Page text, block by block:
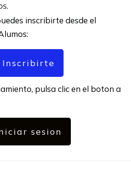
inscribirte desde el
pulsa clic en el boton a
sesion